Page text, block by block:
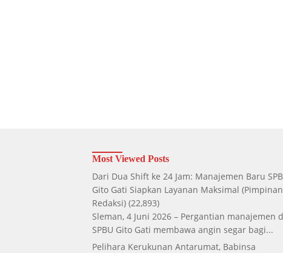
Most Viewed Posts
Dari Dua Shift ke 24 Jam: Manajemen Baru
Gito Gati Siapkan Layanan Maksimal (Pimpinan
Redaksi) (22,893)
Sleman, 4 Juni 2026 – Pergantian manajemen
SPBU Gito Gati membawa angin segar bagi...
Pelihara Kerukunan Antarumat, Babinsa